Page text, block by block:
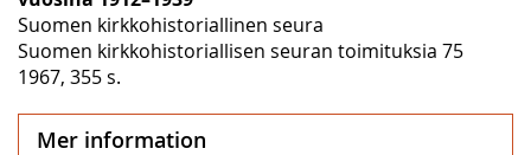
Suomen kirkkohistoriallinen seura
Suomen kirkkohistoriallisen seuran toimituksia 75
1967, 355 s.
Mer information